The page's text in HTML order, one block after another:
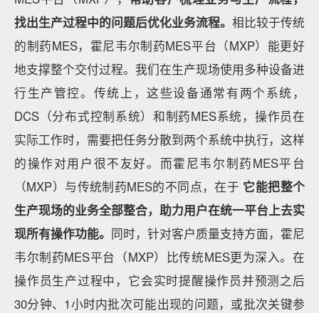
找出生产过程中的问题后优化业务流程。 相比较于传统
的制药MES，霍尼韦尔制药MES平台（MXP）能更好
地支撑整个交付过程。我们在生产现场使用多种设备进
行生产管控。传统上，这些设备通常有两个系统，
DCS（分布式控制系统）和制药MES系统，操作员在
实际工作时，需要把任务分散到两个系统中执行，这样
的操作对用户很不友好。而霍尼韦尔制药MES平台
（MXP）与传统制药MES的不同点，在于 它能把整个
生产现场的业务全部整合，助力用户在统一平台上去实
现所有操作功能。 同时，针对客户质量支持方面，霍尼
韦尔制药MES平台（MXP）比传统MES更为深入。在
操作员生产过程中，它会实时提醒操作员并预测之后
30分钟、1小时内批次可能出现的问题，或批次关键参